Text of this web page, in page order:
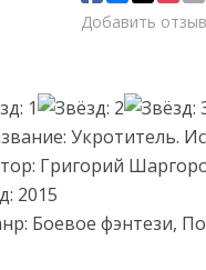
Добавить отзыв
Укротитель.
Григорий
2015
Боевое фэнтези,